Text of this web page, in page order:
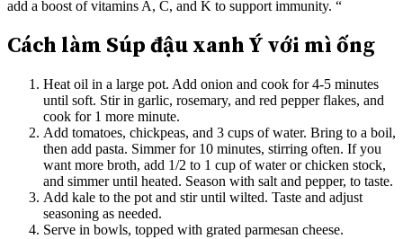
add a boost of vitamins A, C, and K to support immunity. “
Cách làm Súp đậu xanh Ý với mì ống
Heat oil in a large pot. Add onion and cook for 4-5 minutes
until soft. Stir in garlic, rosemary, and red pepper flakes, and
cook for 1 more minute.
Add tomatoes, chickpeas, and 3 cups of water. Bring to a boil,
then add pasta. Simmer for 10 minutes, stirring often. If you
want more broth, add 1/2 to 1 cup of water or chicken stock,
and simmer until heated. Season with salt and pepper, to taste.
Add kale to the pot and stir until wilted. Taste and adjust
seasoning as needed.
Serve in bowls, topped with grated parmesan cheese.